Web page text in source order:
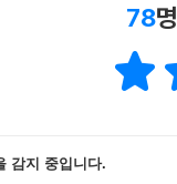
78
감지 중입니다.